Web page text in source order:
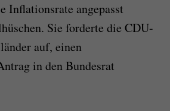
Inflationsrate angepasst
Sie forderte die CDU-
auf, einen
in den Bundesrat